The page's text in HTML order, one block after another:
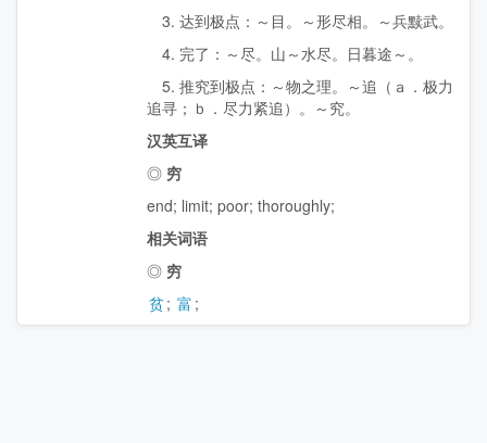
3. 达到极点：～目。～形尽相。～兵黩武。
4. 完了：～尽。山～水尽。日暮途～。
5. 推究到极点：～物之理。～追（ａ．极力
追寻；ｂ．尽力紧追）。～究。
汉英互译
◎ 穷
end; limit; poor; thoroughly;
相关词语
◎ 穷
贫 ; 富 ;